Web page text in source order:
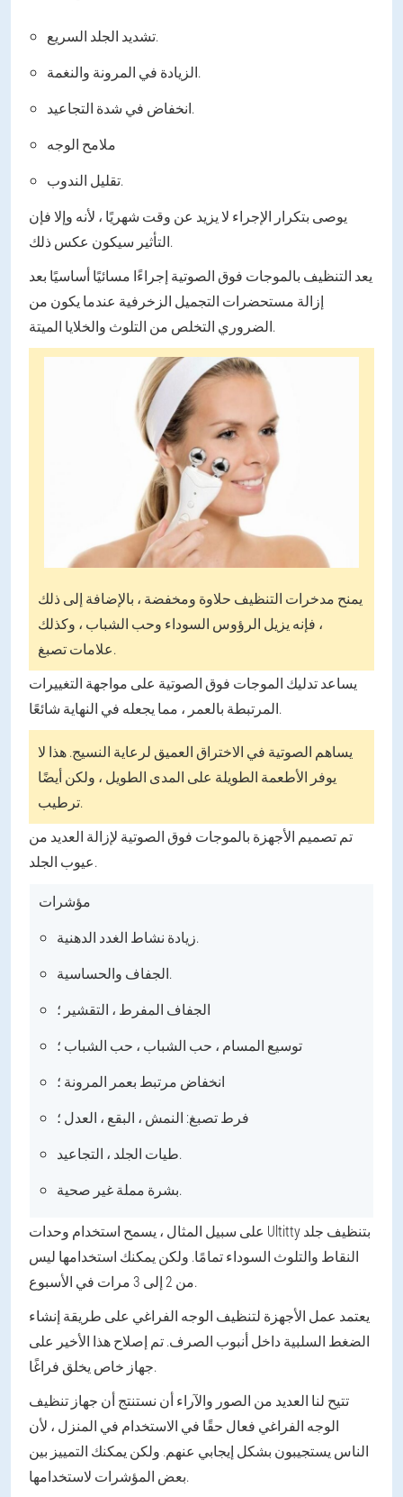
تشديد الجلد السريع.
الزيادة في المرونة والنغمة.
انخفاض في شدة التجاعيد.
ملامح الوجه
تقليل الندوب.
يوصى بتكرار الإجراء لا يزيد عن وقت شهريًا ، لأنه وإلا فإن
التأثير سيكون عكس ذلك.
يعد التنظيف بالموجات فوق الصوتية إجراءًا مسائيًا أساسيًا بعد
إزالة مستحضرات التجميل الزخرفية عندما يكون من
الضروري التخلص من التلوث والخلايا الميتة.
يمنح مدخرات التنظيف حلاوة ومخفضة ، بالإضافة إلى ذلك
، فإنه يزيل الرؤوس السوداء وحب الشباب ، وكذلك
علامات تصبغ.
يساعد تدليك الموجات فوق الصوتية على مواجهة التغييرات
المرتبطة بالعمر ، مما يجعله في النهاية شائعًا.
يساهم الصوتية في الاختراق العميق لرعاية النسيج. هذا لا
يوفر الأطعمة الطويلة على المدى الطويل ، ولكن أيضًا
ترطيب.
تم تصميم الأجهزة بالموجات فوق الصوتية لإزالة العديد من
عيوب الجلد.
مؤشرات
زيادة نشاط الغدد الدهنية.
الجفاف والحساسية.
الجفاف المفرط ، التقشير ؛
توسيع المسام ، حب الشباب ، حب الشباب ؛
انخفاض مرتبط بعمر المرونة ؛
فرط تصبغ: النمش ، البقع ، العدل ؛
طيات الجلد ، التجاعيد.
بشرة مملة غير صحية.
على سبيل المثال ، يسمح استخدام وحدات Ultitty بتنظيف جلد
النقاط والتلوث السوداء تمامًا. ولكن يمكنك استخدامها ليس
من 2 إلى 3 مرات في الأسبوع.
يعتمد عمل الأجهزة لتنظيف الوجه الفراغي على طريقة إنشاء
الضغط السلبية داخل أنبوب الصرف. تم إصلاح هذا الأخير على
جهاز خاص يخلق فراغًا.
تتيح لنا العديد من الصور والآراء أن نستنتج أن جهاز تنظيف
الوجه الفراغي فعال حقًا في الاستخدام في المنزل ، لأن
الناس يستجيبون بشكل إيجابي عنهم. ولكن يمكنك التمييز بين
بعض المؤشرات لاستخدامها.